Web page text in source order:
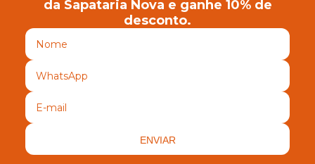
da Sapataria Nova e ganhe 10% de
desconto.
ENVIAR